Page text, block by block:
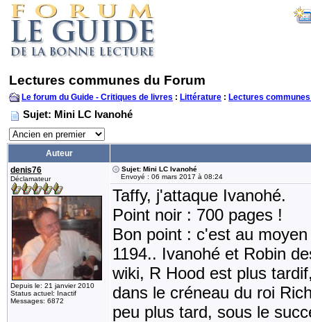
Lectures communes du Forum
Le forum du Guide - Critiques de livres : Littérature : Lectures
Sujet: Mini LC Ivanohé
Auteur
denis76
Déclamateur
Depuis le: 21 janvier 2010
Status actuel: Inactif
Messages: 6872
Sujet: Mini LC Ivanohé
Envoyé : 06 mars 2017 à 08:24
Taffy, j'attaque Ivanohé.
Point noir : 700 pages !
Bon point : c'est au
1194.. Ivanohé et Robin
wiki, R Hood est plus
dans le créneau du roi
peu plus tard, sous le